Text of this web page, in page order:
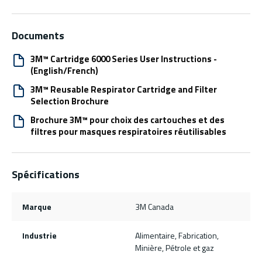
Documents
3M™ Cartridge 6000 Series User Instructions -
(English/French)
3M™ Reusable Respirator Cartridge and Filter
Selection Brochure
Brochure 3M™ pour choix des cartouches et des
filtres pour masques respiratoires réutilisables
Spécifications
Marque 3M Canada
Industrie
Alimentaire, Fabrication,
Minière, Pétrole et gaz